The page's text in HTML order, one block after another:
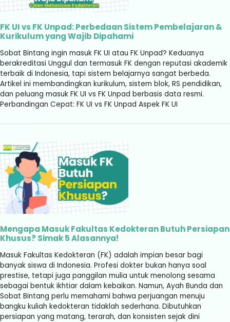
FK UI vs FK Unpad: Perbedaan Sistem Pembelajaran &
Kurikulum yang Wajib Dipahami
Sobat Bintang ingin masuk FK UI atau FK Unpad? Keduanya
berakreditasi Unggul dan termasuk FK dengan reputasi akademik
terbaik di Indonesia, tapi sistem belajarnya sangat berbeda.
Artikel ini membandingkan kurikulum, sistem blok, RS pendidikan,
dan peluang masuk FK UI vs FK Unpad berbasis data resmi.
Perbandingan Cepat: FK UI vs FK Unpad Aspek FK UI
Mengapa Masuk Fakultas Kedokteran Butuh Persiapan
Khusus? Simak 5 Alasannya!
Masuk Fakultas Kedokteran (FK) adalah impian besar bagi
banyak siswa di Indonesia. Profesi dokter bukan hanya soal
prestise, tetapi juga panggilan mulia untuk menolong sesama
sebagai bentuk ikhtiar dalam kebaikan. Namun, Ayah Bunda dan
Sobat Bintang perlu memahami bahwa perjuangan menuju
bangku kuliah kedokteran tidaklah sederhana. Dibutuhkan
persiapan yang matang, terarah, dan konsisten sejak dini